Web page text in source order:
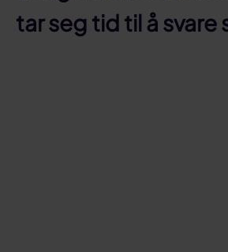
tar seg tid til å